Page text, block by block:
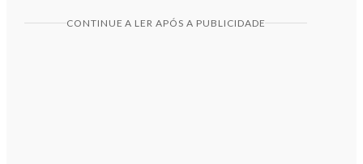
CONTINUE A LER APÓS A PUBLICIDADE